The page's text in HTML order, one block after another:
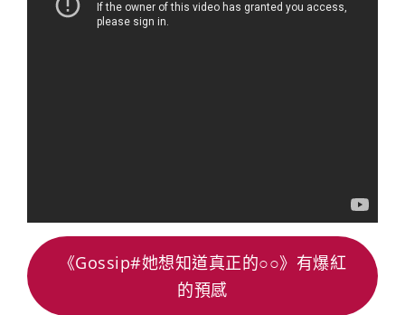
《Gossip#她想知道真正的○○》有爆紅
的預感